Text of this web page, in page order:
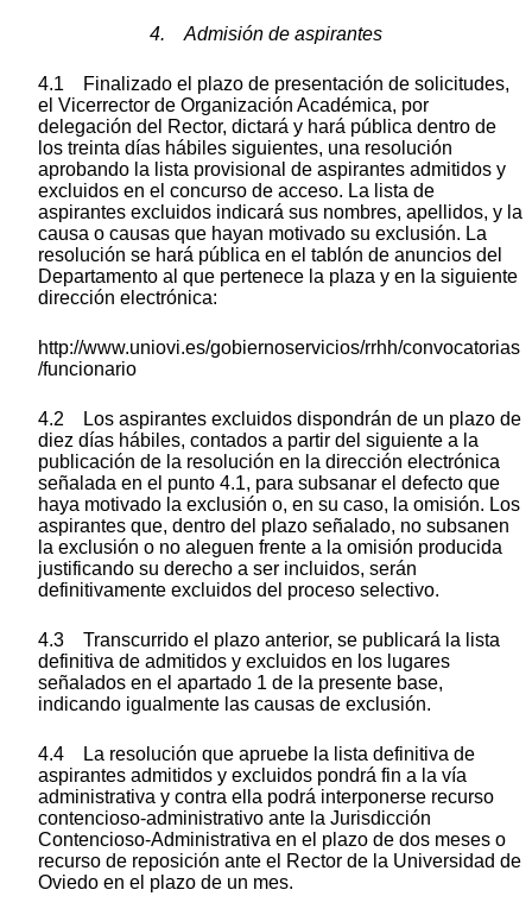
4. Admisión de aspirantes
4.1 Finalizado el plazo de presentación de solicitudes,
el Vicerrector de Organización Académica, por
delegación del Rector, dictará y hará pública dentro de
los treinta días hábiles siguientes, una resolución
aprobando la lista provisional de aspirantes admitidos y
excluidos en el concurso de acceso. La lista de
aspirantes excluidos indicará sus nombres, apellidos, y la
causa o causas que hayan motivado su exclusión. La
resolución se hará pública en el tablón de anuncios del
Departamento al que pertenece la plaza y en la siguiente
dirección electrónica:
http://www.uniovi.es/gobiernoservicios/rrhh/convocatorias
/funcionario
4.2 Los aspirantes excluidos dispondrán de un plazo de
diez días hábiles, contados a partir del siguiente a la
publicación de la resolución en la dirección electrónica
señalada en el punto 4.1, para subsanar el defecto que
haya motivado la exclusión o, en su caso, la omisión. Los
aspirantes que, dentro del plazo señalado, no subsanen
la exclusión o no aleguen frente a la omisión producida
justificando su derecho a ser incluidos, serán
definitivamente excluidos del proceso selectivo.
4.3 Transcurrido el plazo anterior, se publicará la lista
definitiva de admitidos y excluidos en los lugares
señalados en el apartado 1 de la presente base,
indicando igualmente las causas de exclusión.
4.4 La resolución que apruebe la lista definitiva de
aspirantes admitidos y excluidos pondrá fin a la vía
administrativa y contra ella podrá interponerse recurso
contencioso-administrativo ante la Jurisdicción
Contencioso-Administrativa en el plazo de dos meses o
recurso de reposición ante el Rector de la Universidad de
Oviedo en el plazo de un mes.